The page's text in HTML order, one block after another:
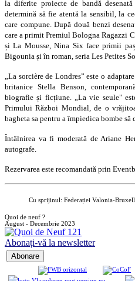
la diferite proiecte de bandă
determină să fie atentă la sensibil, la
care compune. După două benzi
care a primit Premiul Bologna Ragazzi
și La Mousse, Nina Six face primii
Bigounia și în roman, seria Les Petites
„La sorcière de Londres” este o
britanice Stella Benson,
biografie și ficțiune. „La vie seule"
Primului Război Mondial, de o
bagheta sa pentru a împiedica bombe să
Întâlnirea va fi moderată de Ariane
autografe.
Rezervarea este recomandată prin
Cu sprijinul: Federației Valonia-
Quoi de neuf ?
August - Decembrie 2023
Abonați-vă la newsletter